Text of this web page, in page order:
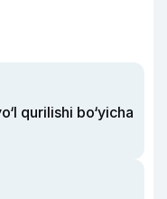
qurilishi bo‘yicha